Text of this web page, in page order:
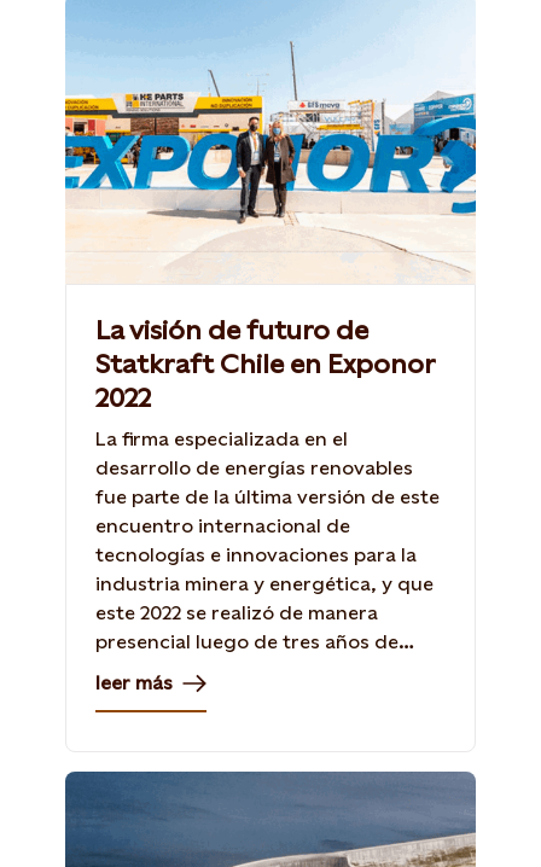
La visión de futuro de
Statkraft Chile en Exponor
2022
La firma especializada en el
desarrollo de energías renovables
fue parte de la última versión de este
encuentro internacional de
tecnologías e innovaciones para la
industria minera y energética, y que
este 2022 se realizó de manera
presencial luego de tres años de
receso.
leer más